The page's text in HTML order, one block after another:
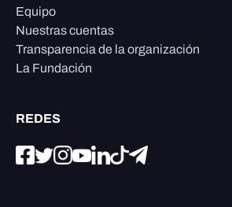
Equipo
Nuestras cuentas
Transparencia de la organización
La Fundación
REDES